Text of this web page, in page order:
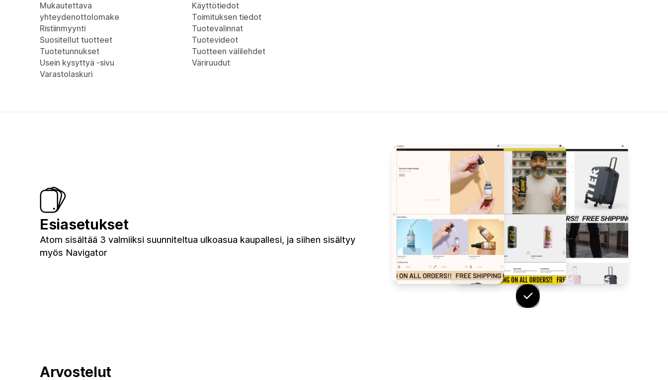
Mukautettava
yhteydenottolomake
Ristiinmyynti
Suositellut tuotteet
Tuotetunnukset
Usein kysyttyä -sivu
Varastolaskuri
Käyttötiedot
Toimituksen tiedot
Tuotevalinnat
Tuotevideot
Tuotteen välilehdet
Väriruudut
Esiasetukset
Atom sisältää 3 valmiiksi suunniteltua ulkoasua kaupallesi, ja siihen sisältyy
myös Navigator
Arvostelut